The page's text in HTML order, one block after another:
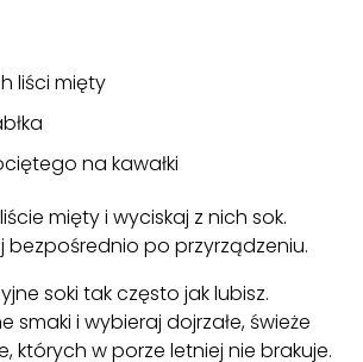
liści mięty
na kawałki
mięty i wyciskaj z nich sok.
bezpośrednio po przyrządzeniu.
soki tak często jak lubisz.
smaki i wybieraj dojrzałe, świeże
których w porze letniej nie brakuje.